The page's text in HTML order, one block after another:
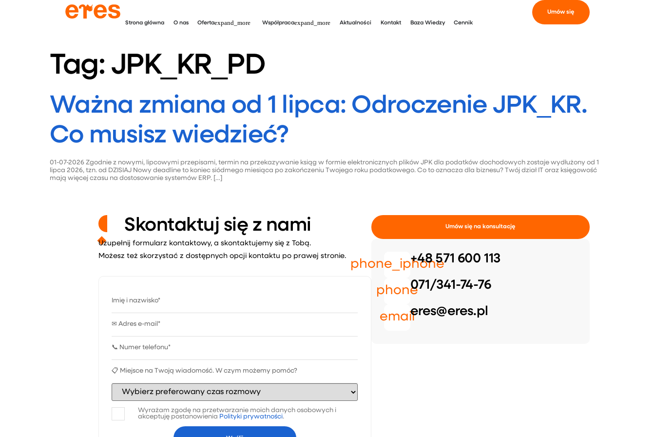
Strona główna O nas Oferta Współpraca Aktualności Kontakt Baza Wiedzy Cennik
Umów się
Tag: JPK_KR_PD
Ważna zmiana od 1 lipca: Odroczenie JPK_KR.
Co musisz wiedzieć?
01-07-2026 Zgodnie z nowymi, lipcowymi przepisami, termin na przekazywanie ksiąg w formie elektronicznych plików JPK dla podatków dochodowych zostaje wydłużony od 1
lipca 2026, tzn. od DZISIAJ Nowy deadline to koniec siódmego miesiąca po zakończeniu Twojego roku podatkowego. Co to oznacza dla biznesu? Twój dział IT oraz księgowość
mają więcej czasu na dostosowanie systemów ERP. […]
Skontaktuj się z nami
Uzupełnij formularz kontaktowy, a skontaktujemy się z Tobą.
Możesz też skorzystać z dostępnych opcji kontaktu po prawej stronie.
Wyrażam zgodę na przetwarzanie moich danych osobowych i
akceptuję postanowienia Polityki prywatności.
Umów się na konsultację
phone_iphone+48 571 600 113
phone071/341-74-76
emaileres@eres.pl